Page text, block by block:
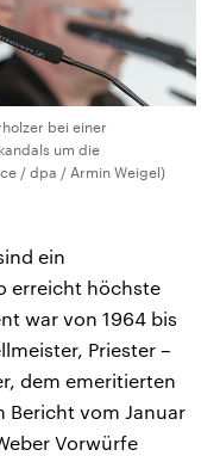
bei einer
um die
/ dpa / Armin Weigel)
ein
erreicht höchste
war von 1964 bis
Priester –
dem emeritierten
Bericht vom Januar
Vorwürfe